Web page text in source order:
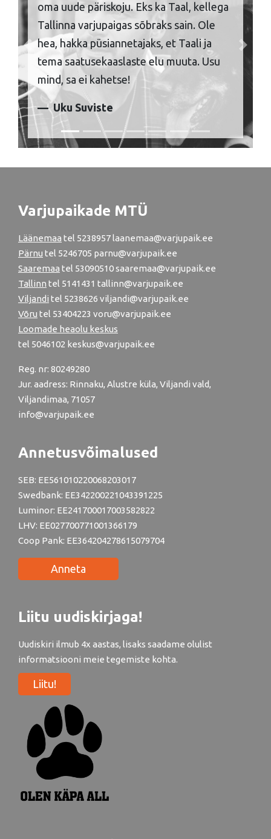
oma uude päriskoju. Eks ka Taal, kellega
Tallinna varjupaigas sõbraks sain. Ole
hea, hakka püsiannetajaks, et Taali ja
tema saatusekaaslaste elu muuta. Usu
mind, sa ei kahetse!
Uku Suviste
Previous Next
Varjupaikade MTÜ
Läänemaa tel 5238957 laanemaa@varjupaik.ee
Pärnu tel 5246705 parnu@varjupaik.ee
Saaremaa tel 53090510 saaremaa@varjupaik.ee
Tallinn tel 5141431 tallinn@varjupaik.ee
Viljandi tel 5238626 viljandi@varjupaik.ee
Võru tel 53404223 voru@varjupaik.ee
Loomade heaolu keskus
tel 5046102 keskus@varjupaik.ee
Reg. nr: 80249280
Jur. aadress: Rinnaku, Alustre küla, Viljandi vald,
Viljandimaa, 71057
info@varjupaik.ee
Annetusvõimalused
SEB: EE561010220068203017
Swedbank: EE342200221043391225
Luminor: EE241700017003582822
LHV: EE027700771001366179
Coop Pank: EE364204278615079704
Anneta
Liitu uudiskirjaga!
Uudiskiri ilmub 4x aastas, lisaks saadame olulist
informatsiooni meie tegemiste kohta.
Liitu!